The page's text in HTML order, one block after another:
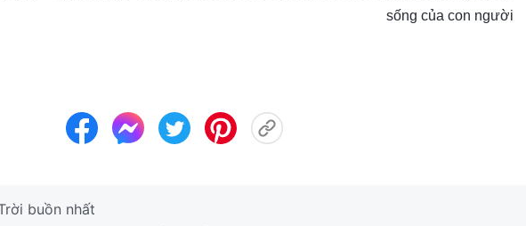
sống của con người
buồn nhất